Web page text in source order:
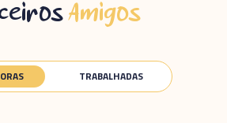
Amigos
TRABALHADAS